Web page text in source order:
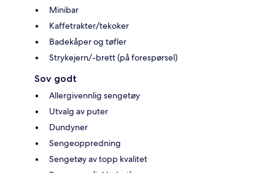
Minibar
Kaffetrakter/tekoker
Badekåper og tøfler
Strykejern/-brett (på forespørsel)
Sov godt
Allergivennlig sengetøy
Utvalg av puter
Dundyner
Sengeoppredning
Sengetøy av topp kvalitet